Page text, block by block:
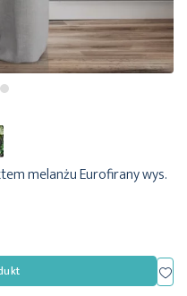
melanżu Eurofirany wys.